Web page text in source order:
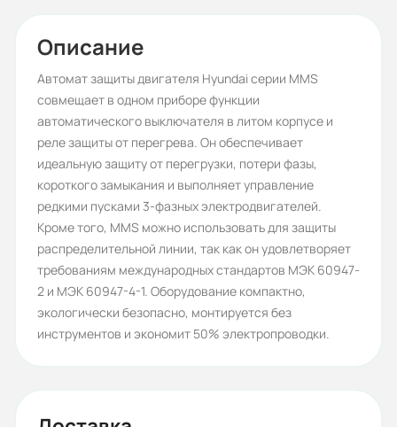
АС
Серия:
MMS
Бренд:
HYUNDAI
Рабочее напряжение (В):
400/415
Номинальное напряжение
изоляции (В):
690
Описание
Автомат защиты двигателя Hyundai серии MMS
совмещает в одном приборе функции
автоматического выключателя в литом корпусе и
реле защиты от перегрева. Он обеспечивает
идеальную защиту от перегрузки, потери фазы,
короткого замыкания и выполняет управление
редкими пусками 3-фазных электродвигателей.
Кроме того, MMS можно использовать для защиты
распределительной линии, так как он удовлетворяет
требованиям международных стандартов МЭК 60947-
2 и МЭК 60947-4-1. Оборудование компактно,
экологически безопасно, монтируется без
инструментов и экономит 50% электропроводки.